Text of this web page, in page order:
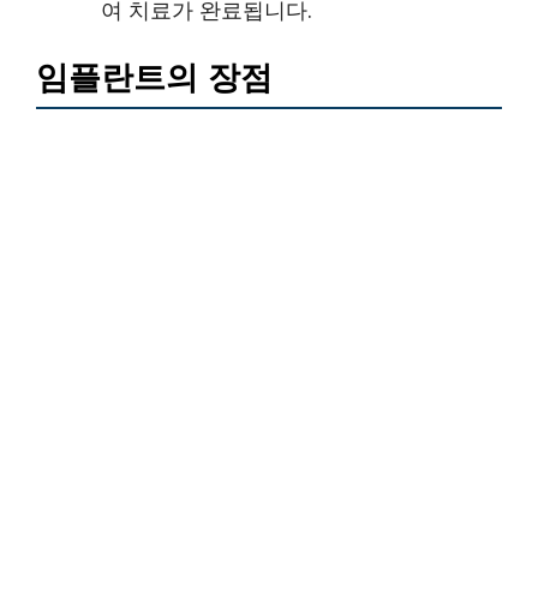
여 치료가 완료됩니다.
임플란트의 장점